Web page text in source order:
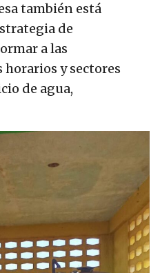
también está
de
a las
horarios y sectores
de agua,